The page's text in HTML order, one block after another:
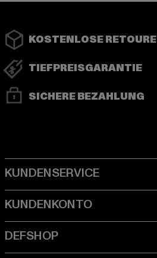
KOSTENLOSE RETOURE
TIEFPREISGARANTIE
SICHERE BEZAHLUNG